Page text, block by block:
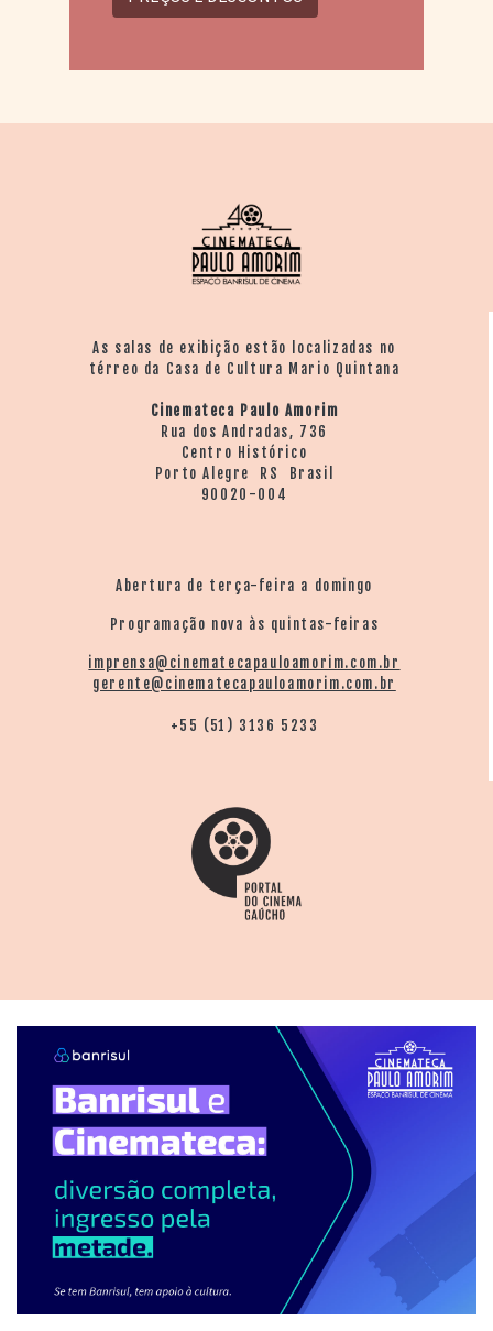
As salas de exibição estão localizadas no
térreo da Casa de Cultura Mario Quintana
Cinemateca Paulo Amorim
Rua dos Andradas, 736
Centro Histórico
Porto Alegre RS Brasil
90020-004
Abertura de terça-feira a domingo
Programação nova às quintas-feiras
imprensa@cinematecapauloamorim.com.br
gerente@cinematecapauloamorim.com.br
+55 (51) 3136 5233